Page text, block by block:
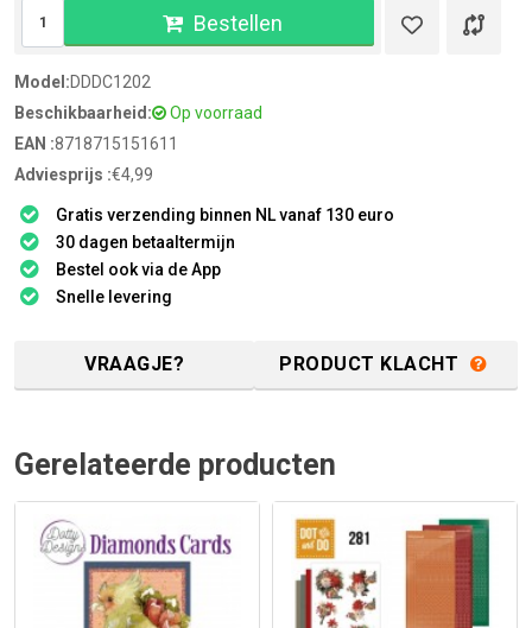
Bestellen
Model:DDDC1202
Beschikbaarheid:
Op voorraad
EAN :8718715151611
Adviesprijs :€4,99
Gratis verzending binnen NL vanaf 130 euro
30 dagen betaaltermijn
Bestel ook via de App
Snelle levering
VRAAGJE? PRODUCT KLACHT
Gerelateerde producten